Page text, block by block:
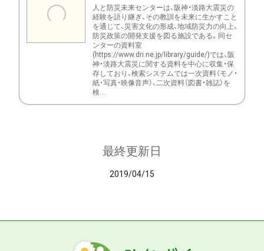
人と防災未来センターは、阪神・淡路大震災の
経験を語り継ぎ、その教訓を未来に生かすこと
を通じて、災害文化の形成、地域防災力の向上、
防災政策の開発支援を図る施設である。同セ
ンターの資料室
(https://www.dri.ne.jp/library/guide/)では、阪
神・淡路大震災に関する資料を中心に収集・保
存しており、検索システムでは一次資料（モノ・
紙・写真・映像音声）、二次資料（図書・雑誌）を
検...
最終更新日
2019/04/15